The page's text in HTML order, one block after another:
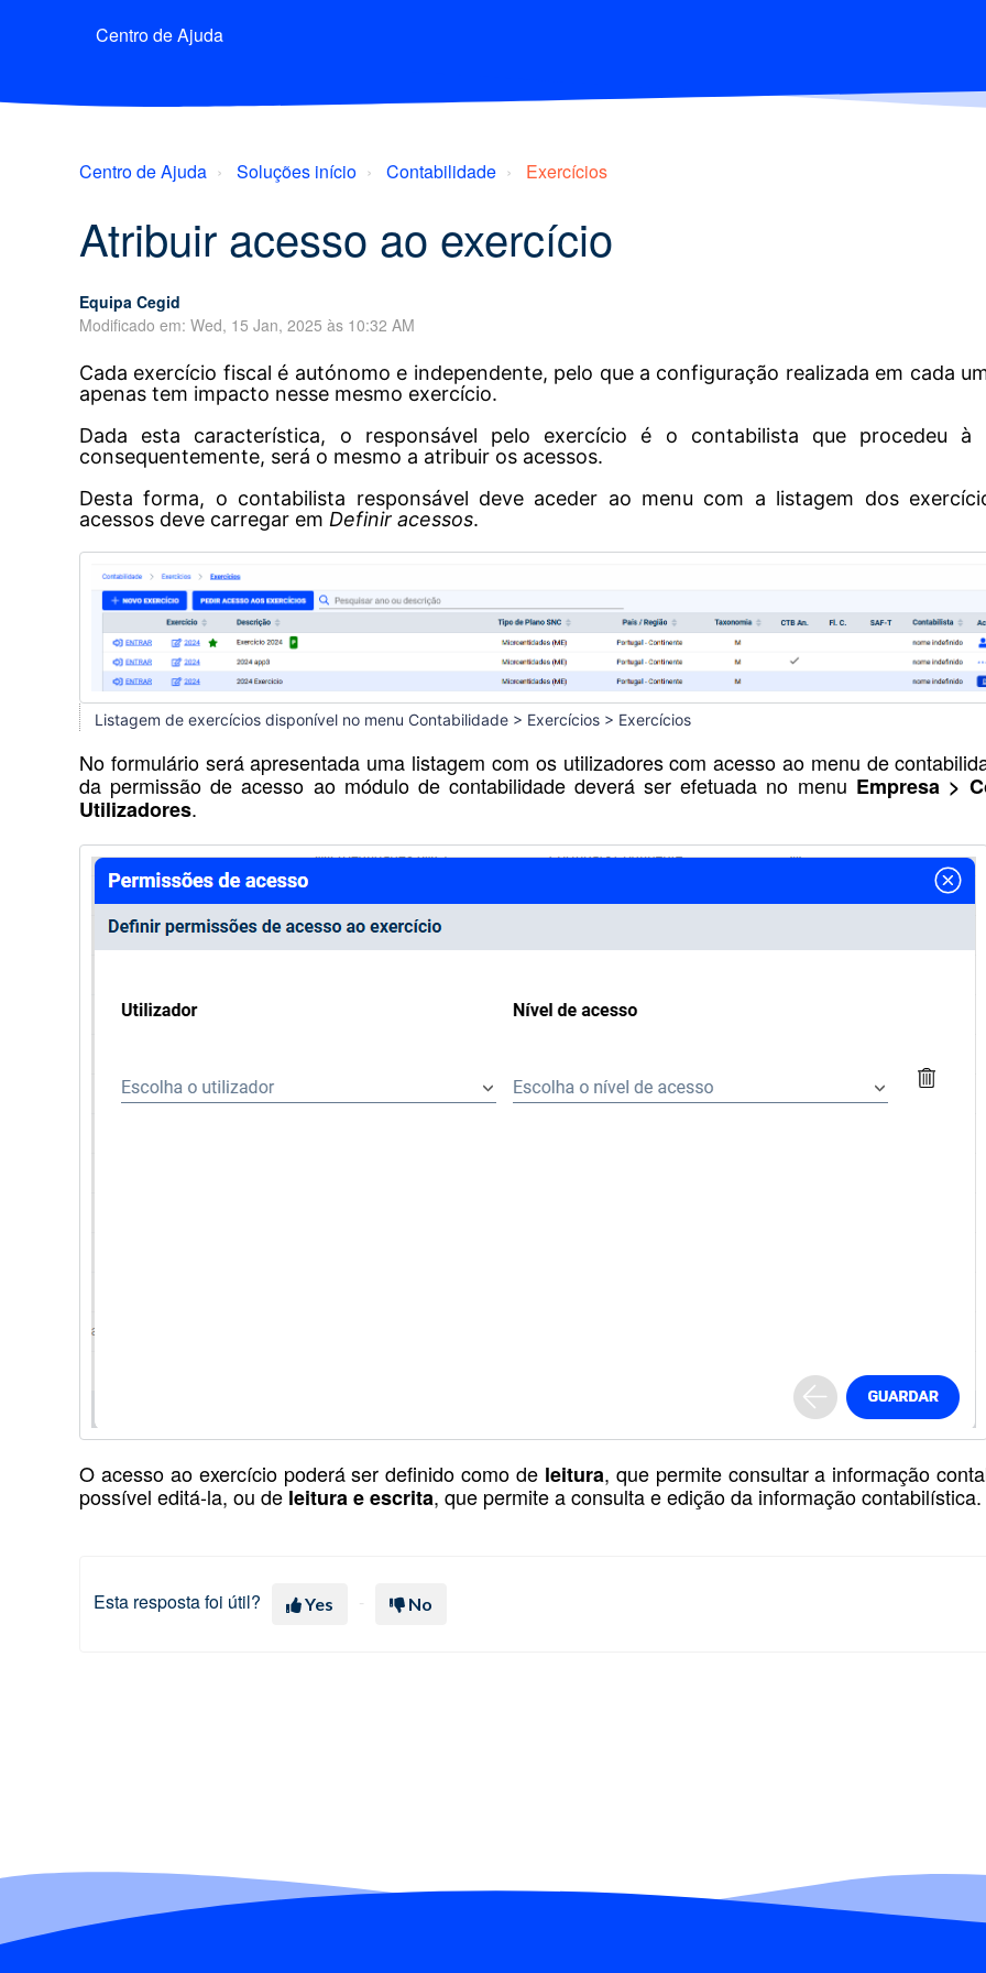
Centro de Ajuda
Centro de Ajuda Soluções início Contabilidade Exercícios
Atribuir acesso ao exercício
Equipa Cegid
Modificado em: Wed, 15 Jan, 2025 às 10:32 AM
Cada exercício fiscal é autónomo e independente, pelo que a configuração realizada em cada
apenas tem impacto nesse mesmo exercício.
Dada esta característica, o responsável pelo exercício é o contabilista que procedeu à
consequentemente, será o mesmo a atribuir os acessos.
Desta forma, o contabilista responsável deve aceder ao menu com a listagem dos
acessos deve carregar em Definir acessos.
Listagem de exercícios disponível no menu Contabilidade > Exercícios > Exercícios
No formulário será apresentada uma listagem com os utilizadores com acesso ao menu de
da permissão de acesso ao módulo de contabilidade deverá ser efetuada no menu Empresa >
Utilizadores.
O acesso ao exercício poderá ser definido como de leitura, que permite consultar a informação
possível editá-la, ou deleitura e escrita, que permite a consulta e edição da informação contabilística.
Esta resposta foi útil? Yes No